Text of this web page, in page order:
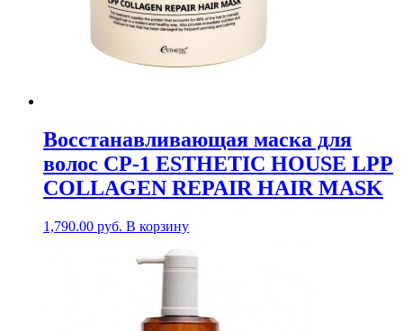
Восстанавливающая маска для
волос CP-1 ESTHETIC HOUSE LPP
COLLAGEN REPAIR HAIR MASK
1,790.00 руб. В корзину